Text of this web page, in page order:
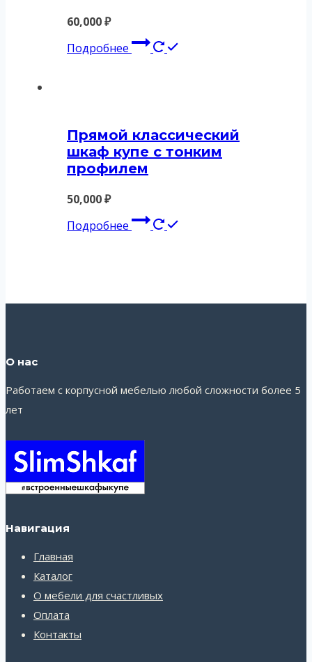
60,000₽
Подробнее
Прямой классический
шкаф купе с тонким
профилем
50,000₽
Подробнее
О нас
Работаем с корпусной мебелью любой сложности более 5
лет
Навигация
Главная
Каталог
О мебели для счастливых
Оплата
Контакты